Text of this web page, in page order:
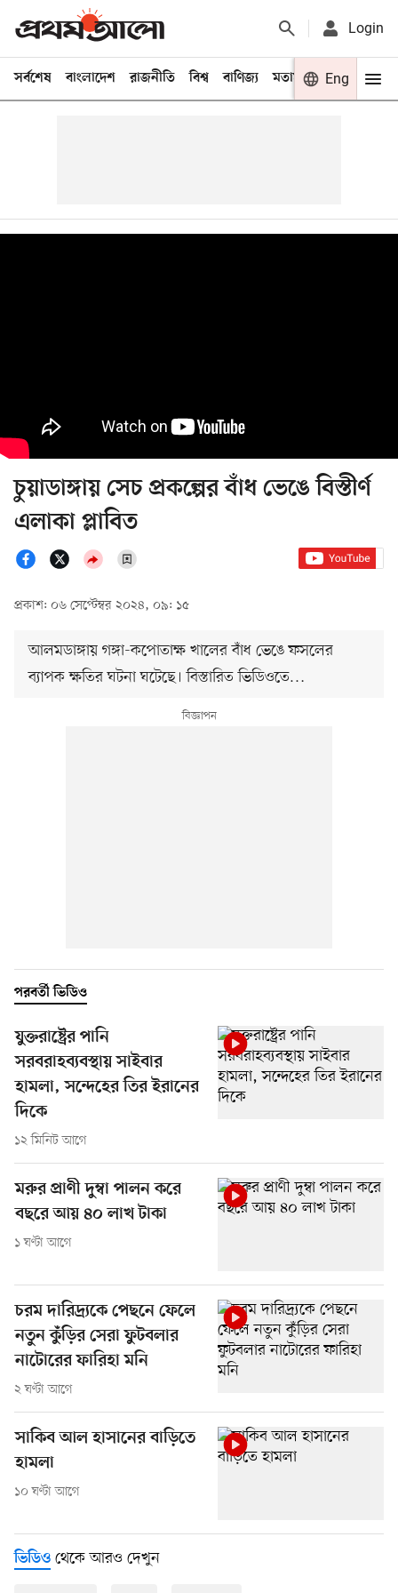
Login
সর্বশেষ বাংলাদেশ রাজনীতি বিশ্ব বাণিজ্য মতামত খেলা
Eng
চুয়াডাঙ্গায় সেচ প্রকল্পের বাঁধ ভেঙে বিস্তীর্ণ
এলাকা প্লাবিত
প্রকাশ: ০৬ সেপ্টেম্বর ২০২৪, ০৯: ১৫
আলমডাঙ্গায় গঙ্গা-কপোতাক্ষ খালের বাঁধ ভেঙে ফসলের
ব্যাপক ক্ষতির ঘটনা ঘটেছে। বিস্তারিত ভিডিওতে…
পরবর্তী ভিডিও
যুক্তরাষ্ট্রের পানি
সরবরাহব্যবস্থায় সাইবার
হামলা, সন্দেহের তির ইরানের
দিকে
১২ মিনিট আগে
মরুর প্রাণী দুম্বা পালন করে
বছরে আয় ৪০ লাখ টাকা
১ ঘণ্টা আগে
চরম দারিদ্র্যকে পেছনে ফেলে
নতুন কুঁড়ির সেরা ফুটবলার
নাটোরের ফারিহা মনি
২ ঘণ্টা আগে
সাকিব আল হাসানের বাড়িতে
হামলা
১০ ঘণ্টা আগে
ভিডিও থেকে আরও দেখুন